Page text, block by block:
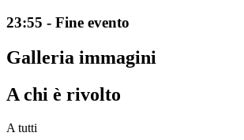
23:55 - Fine evento
Galleria immagini
A chi è rivolto
A tutti